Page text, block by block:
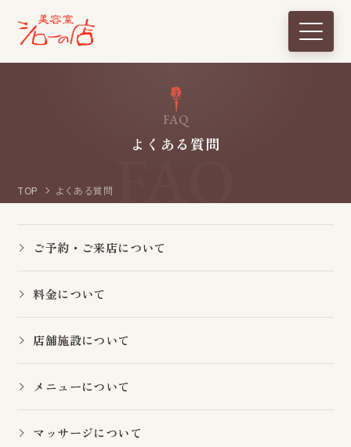
FAQ
よ く ある質問
TOP よくある質問
ご予約・ご来店について
料金について
店舗施設について
メニューについて
マッサージについて